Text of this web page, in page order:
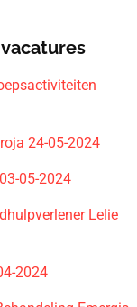
24-05-2024
05-2024
Lelie
2024